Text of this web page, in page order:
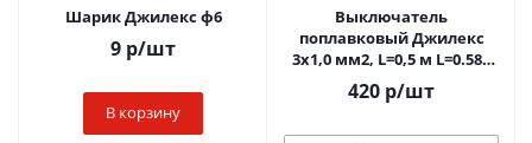
Шарик Джилекс ф6
9 р/шт
В корзину
Выключатель
поплавковый Джилекс
3х1,0 мм2, L=0,5 м L=0.585
3*1,00
420 р/шт